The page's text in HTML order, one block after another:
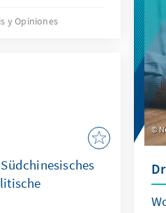
Beginn
y Opiniones